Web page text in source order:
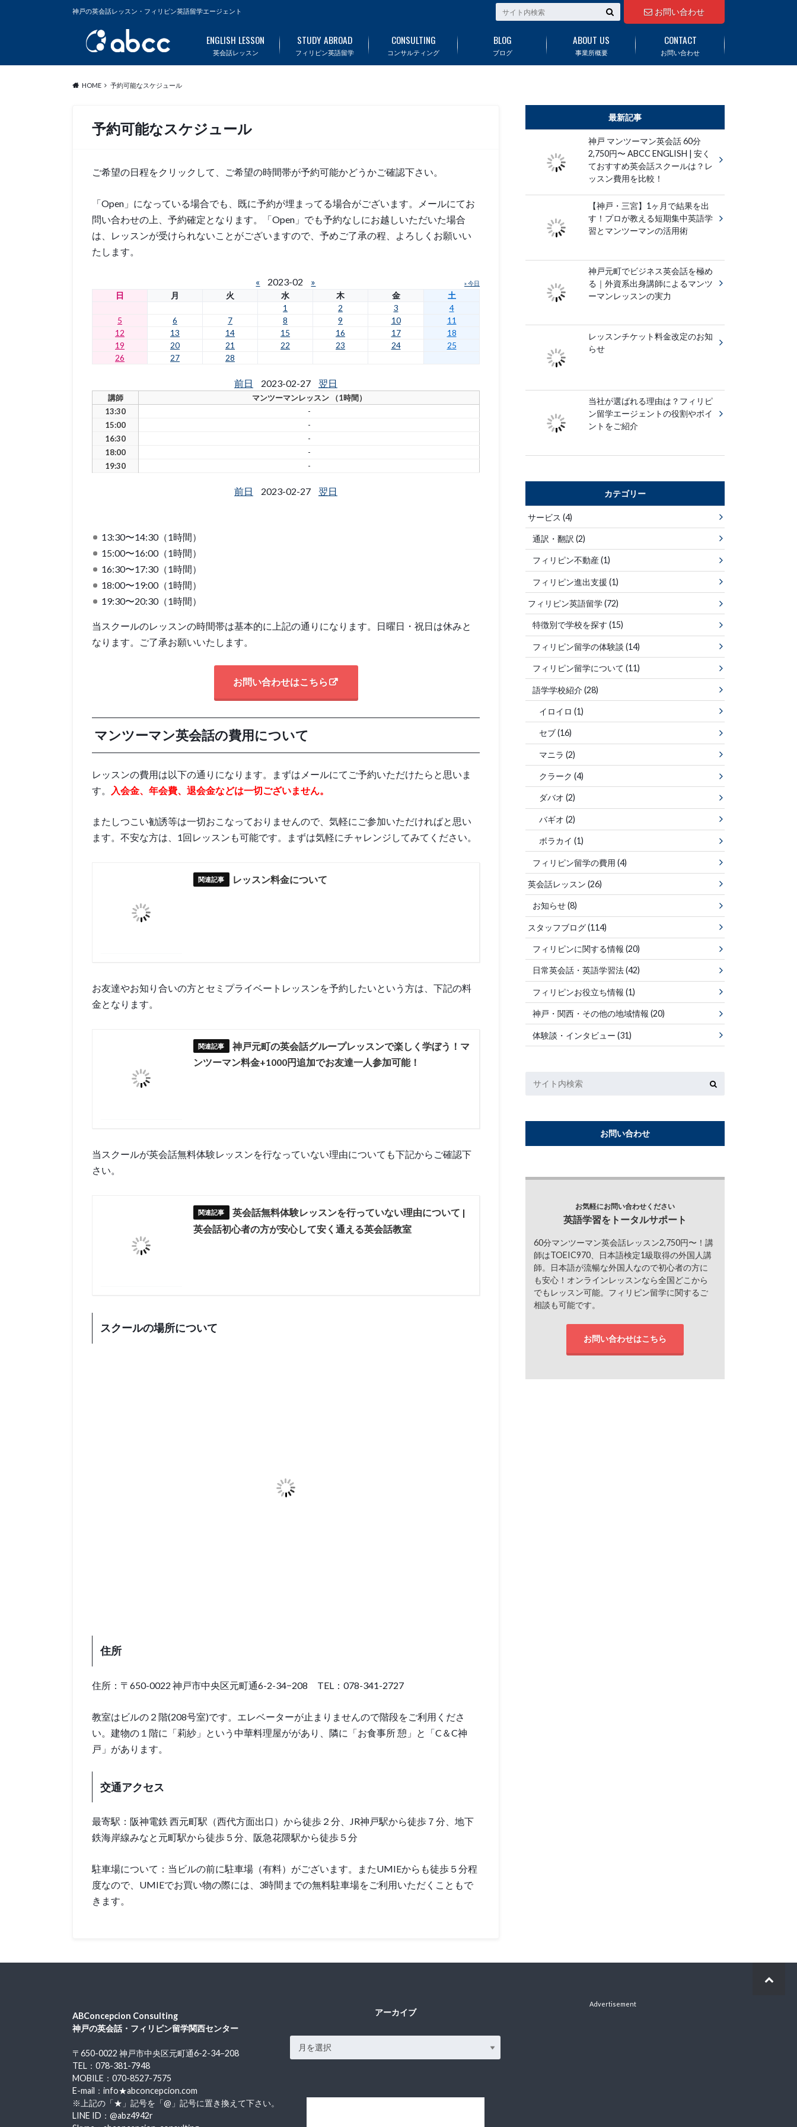
神戸の英会話レッスン・フィリピン英語留学エージェント お問い合わせ
英会話レッスン
ENGLISH LESSON
フィリピン英語留学
STUDY ABROAD
コンサルティング
CONSULTING
ブログ
BLOG
事業所概要
ABOUT US
お問い合わせ
CONTACT
HOME 予約可能なスケジュール
予約可能なスケジュール
ご希望の日程をクリックして、ご希望の時間帯が予約可能かどうかご確認下さい。
「Open」になっている場合でも、既に予約が埋まってる場合がございます。メールにてお
問い合わせの上、予約確定となります。「Open」でも予約なしにお越しいただいた場合
は、レッスンが受けられないことがございますので、予めご了承の程、よろしくお願いい
たします。
« 2023-02 » » 今日
日 月 火 水 木 金
土
1
2 3
4
5
6 7 8 9 10
11
12
13 14 15 16 17
18
19
20 21 22 23 24
25
26
27 28
前日 2023-02-27 翌日
講師
マンツーマンレッスン （1時間）
13:30
-
15:00
-
16:30
-
18:00
-
19:30
-
前日 2023-02-27 翌日
13:30〜14:30（1時間）
15:00〜16:00（1時間）
16:30〜17:30（1時間）
18:00〜19:00（1時間）
19:30〜20:30（1時間）
当スクールのレッスンの時間帯は基本的に上記の通りになります。日曜日・祝日は休みと
なります。ご了承お願いいたします。
お問い合わせはこちら
マンツーマン英会話の費用について
レッスンの費用は以下の通りになります。まずはメールにてご予約いただけたらと思いま
す。
入会金、年会費、退会金などは一切ございません。
またしつこい勧誘等は一切おこなっておりませんので、気軽にご参加いただければと思い
ます。不安な方は、1回レッスンも可能です。まずは気軽にチャレンジしてみてください。
レッスン料金について
お友達やお知り合いの方とセミプライベートレッスンを予約したいという方は、下記の料
金となります。
神戸元町の英会話グループレッスンで楽しく学ぼう！マ
ンツーマン料金+1000円追加でお友達一人参加可能！
当スクールが英会話無料体験レッスンを行なっていない理由についても下記からご確認下
さい。
英会話無料体験レッスンを行っていない理由について |
英会話初心者の方が安心して安く通える英会話教室
スクールの場所について
住所
住所：〒650-0022 神戸市中央区元町通6-2-34−208 TEL：078-341-2727
教室はビルの２階(208号室)です。エレベーターが止まりませんので階段をご利用くださ
い。建物の１階に「莉紗」という中華料理屋ががあり、隣に「お食事所 憩」と「C＆C神
戸」があります。
交通アクセス
最寄駅：阪神電鉄 西元町駅（西代方面出口）から徒歩２分、JR神戸駅から徒歩７分、地下
鉄海岸線みなと元町駅から徒歩５分、阪急花隈駅から徒歩５分
駐車場について：当ビルの前に駐車場（有料）がございます。またUMIEからも徒歩５分程
度なので、UMIEでお買い物の際には、3時間までの無料駐車場をご利用いただくこともで
きます。
最新記事
神戸 マンツーマン英会話 60分
2,750円〜 ABCC ENGLISH | 安く
ておすすめ英会話スクールは？レ
ッスン費用を比較！
【神戸・三宮】1ヶ月で結果を出
す！プロが教える短期集中英語学
習とマンツーマンの活用術
神戸元町でビジネス英会話を極め
る｜外資系出身講師によるマンツ
ーマンレッスンの実力
レッスンチケット料金改定のお知
らせ
当社が選ばれる理由は？フィリピ
ン留学エージェントの役割やポイ
ントをご紹介
カテゴリー
サービス(4)
通訳・翻訳 (2)
フィリピン不動産(1)
フィリピン進出支援 (1)
フィリピン英語留学(72)
特徴別で学校を探す (15)
フィリピン留学の体験談 (14)
フィリピン留学について (11)
語学学校紹介 (28)
イロイロ(1)
セブ(16)
マニラ(2)
クラーク(4)
ダバオ(2)
バギオ(2)
ボラカイ(1)
フィリピン留学の費用 (4)
英会話レッスン(26)
お知らせ(8)
スタッフブログ(114)
フィリピンに関する情報 (20)
日常英会話・英語学習法(42)
フィリピンお役立ち情報 (1)
神戸・関西・その他の地域情報 (20)
体験談・インタビュー (31)
お問い合わせ
お気軽にお問い合わせください
英語学習をトータルサポート
60分マンツーマン英会話レッスン2,750円〜！講
師はTOEIC970、日本語検定1級取得の外国人講
師。日本語が流暢な外国人なので初心者の方に
も安心！オンラインレッスンなら全国どこから
でもレッスン可能。フィリピン留学に関するご
相談も可能です。
お問い合わせはこちら
ABConcepcion Consulting
神戸の英会話・フィリピン留学関西センター
〒650-0022 神戸市中央区元町通6-2-34−208
TEL：078-381-7948
MOBILE：070-8527-7575
E-mail：info★abconcepcion.com
※上記の「★」記号を「@」記号に置き換えて下さい。
LINE ID：@abz4942r
アーカイブ
Advertisement